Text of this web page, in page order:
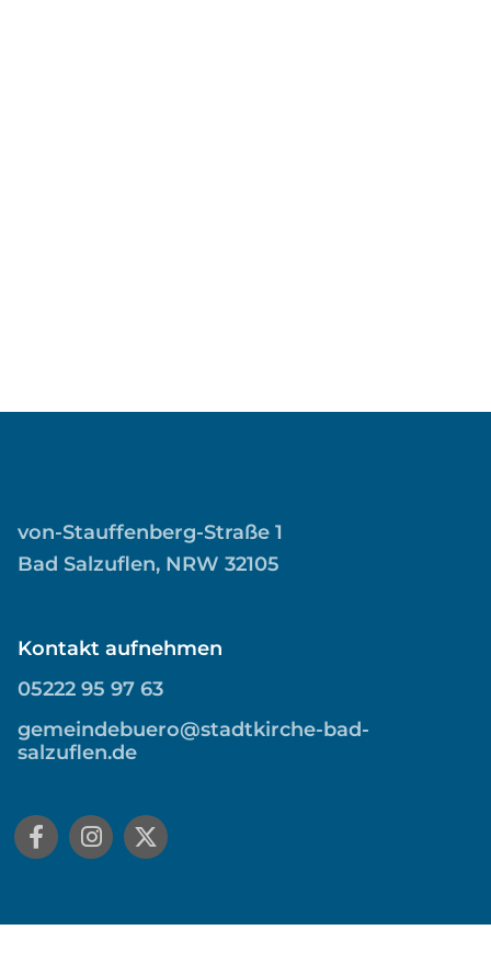
von-Stauffenberg-Straße 1
Bad Salzuflen, NRW 32105
Kontakt aufnehmen
05222 95 97 63
gemeindebuero@stadtkirche-bad-
salzuflen.de